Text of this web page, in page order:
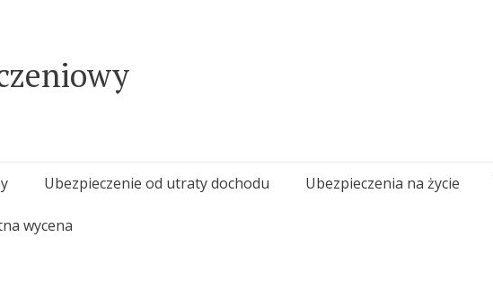
Ubezpieczenie od utraty dochodu Ubezpieczenia na życie
wycena